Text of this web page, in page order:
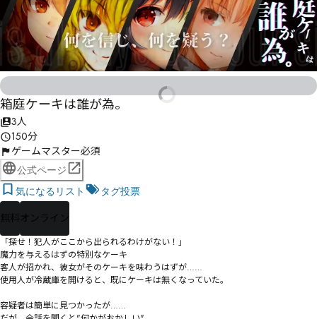
箱庭ケーキは誰が為。
3人
150分
ゲームマスター必須
公式ページ
気になるリスト
タグ投票
無料 オンライン
「探せ！犯人がここから出られるわけがない！」
魔力を与えるはずの特別なケーキ
客人が招かれ、彼女がそのケーキを味わうはずが……
使用人が冷蔵庫を開けると、既にケーキは無くなっていた。
容疑者は簡単に見つかったが……